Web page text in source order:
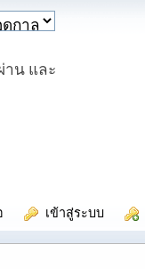
าน และ
เข้าสู่ระบบ